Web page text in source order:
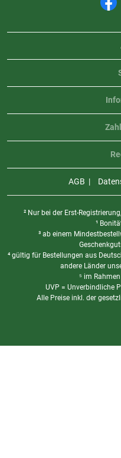
AGB
² Nur bei der Erst-
¹
³ ab einem
⁴ gültig für Bestellungen aus
andere Länder
⁵ im
UVP = Unverbindliche
Alle Preise inkl. der